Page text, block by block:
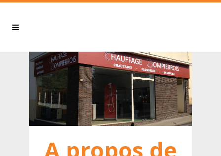
A propos de